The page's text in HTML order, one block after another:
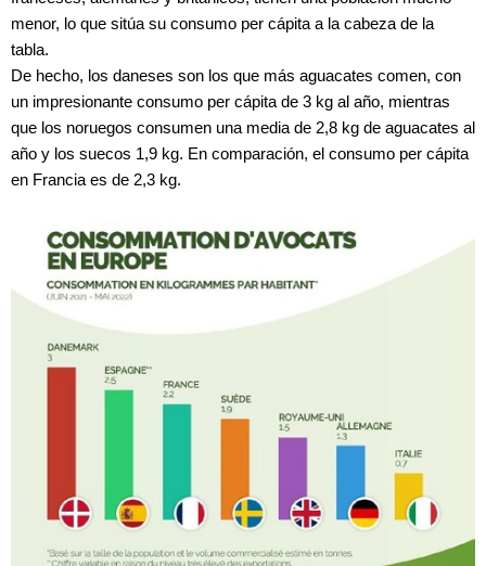
menor, lo que sitúa su consumo per cápita a la cabeza de la
tabla.
De hecho, los daneses son los que más aguacates comen, con
un impresionante consumo per cápita de 3 kg al año, mientras
que los noruegos consumen una media de 2,8 kg de aguacates al
año y los suecos 1,9 kg. En comparación, el consumo per cápita
en Francia es de 2,3 kg.